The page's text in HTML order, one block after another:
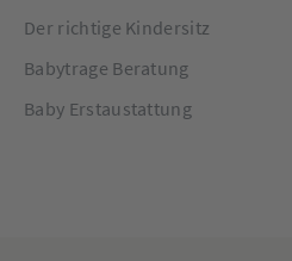
Der richtige Kindersitz
Babytrage Beratung
Baby Erstaustattung